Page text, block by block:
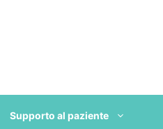
Supporto al paziente